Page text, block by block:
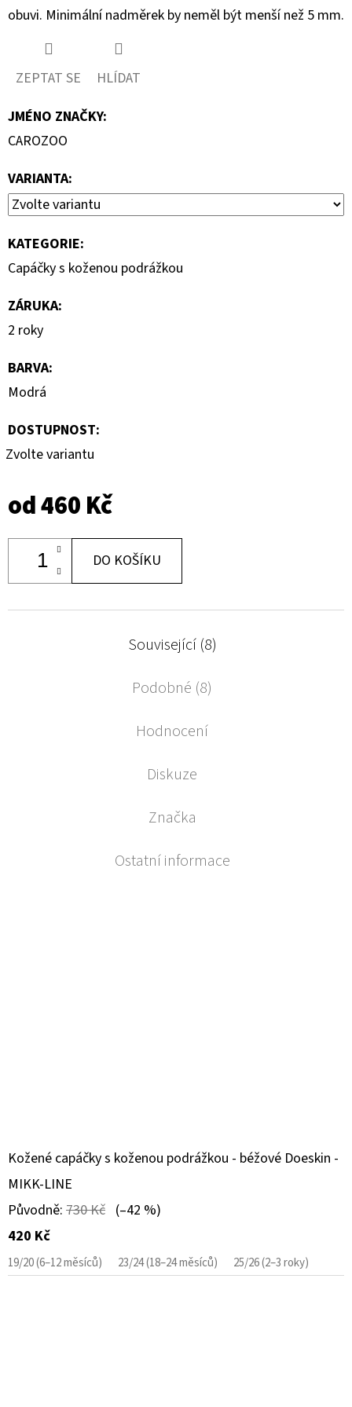
obuvi. Minimální nadměrek by neměl být menší než 5 mm.
ZEPTAT SE
HLÍDAT
JMÉNO ZNAČKY:
CAROZOO
VARIANTA:
KATEGORIE:
Capáčky s koženou podrážkou
ZÁRUKA:
2 roky
BARVA:
Modrá
DOSTUPNOST:
Zvolte variantu
od460 Kč
DO KOŠÍKU
Související (8)
Podobné (8)
Hodnocení
Diskuze
Značka
Ostatní informace
Kožené capáčky s koženou podrážkou - béžové Doeskin -
MIKK-LINE
Původně: 730 Kč (–42 %)
420 Kč
19/20 (6–12 měsíců) 23/24 (18–24 měsíců) 25/26 (2–3 roky)